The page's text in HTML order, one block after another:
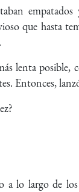
que hasta
lenta posible,
Entonces,
a lo largo de